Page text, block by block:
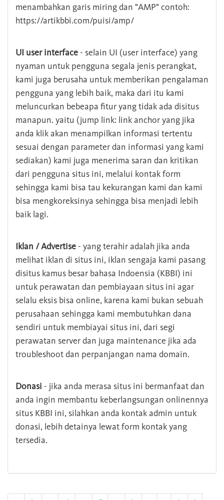
menambahkan garis miring dan "AMP" contoh:
https://artikbbi.com/puisi/amp/
UI user interface - selain UI (user interface) yang
nyaman untuk pengguna segala jenis perangkat,
kami juga berusaha untuk memberikan pengalaman
pengguna yang lebih baik, maka dari itu kami
meluncurkan bebeapa fitur yang tidak ada disitus
manapun. yaitu (jump link: link anchor yang jika
anda klik akan menampilkan informasi tertentu
sesuai dengan parameter dan informasi yang kami
sediakan) kami juga menerima saran dan kritikan
dari pengguna situs ini, melalui kontak form
sehingga kami bisa tau kekurangan kami dan kami
bisa mengkoreksinya sehingga bisa menjadi lebih
baik lagi.
Iklan / Advertise - yang terahir adalah jika anda
melihat iklan di situs ini, iklan sengaja kami pasang
disitus kamus besar bahasa Indoensia (KBBI) ini
untuk perawatan dan pembiayaan situs ini agar
selalu eksis bisa online, karena kami bukan sebuah
perusahaan sehingga kami membutuhkan dana
sendiri untuk membiayai situs ini, dari segi
perawatan server dan juga maintenance jika ada
troubleshoot dan perpanjangan nama domain.
Donasi - jika anda merasa situs ini bermanfaat dan
anda ingin membantu keberlangsungan onlinennya
situs KBBI ini, silahkan anda kontak admin untuk
donasi, lebih detainya lewat form kontak yang
tersedia.